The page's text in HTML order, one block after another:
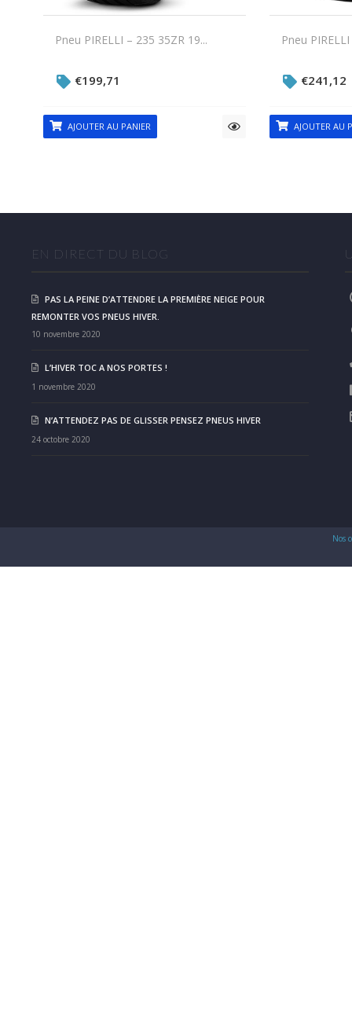
Pneu PIRELLI – 235 35ZR 19...
€199,71
AJOUTER AU PANIER
Pneu
€241,12
AJOUTER AU
EN DIRECT DU BLOG
PAS LA PEINE D’ATTENDRE LA PREMIÈRE NEIGE POUR
REMONTER VOS PNEUS HIVER.
10 novembre 2020
L’HIVER TOC A NOS PORTES !
1 novembre 2020
N’ATTENDEZ PAS DE GLISSER PENSEZ PNEUS HIVER
24 octobre 2020
Nos